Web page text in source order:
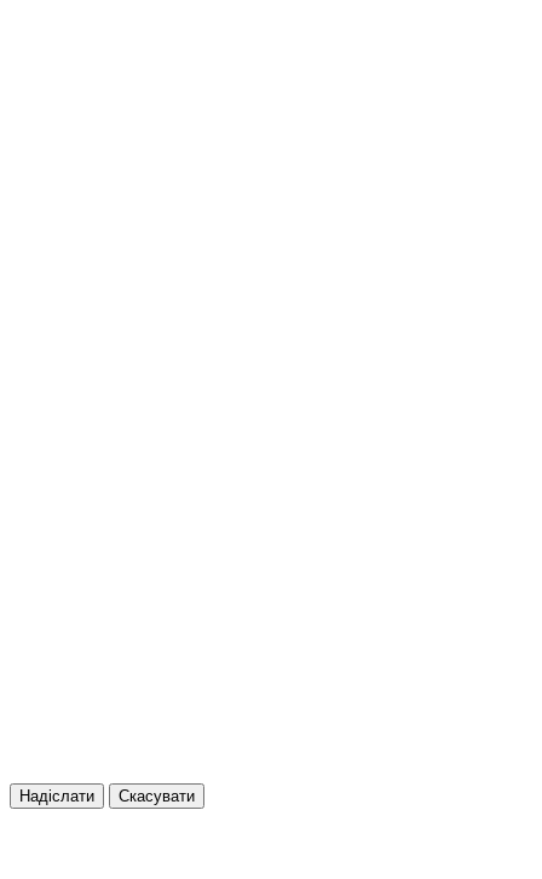
Надіслати Скасувати